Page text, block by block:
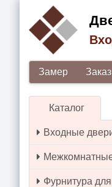
Замер Заказ
Каталог
Входные
Фурнитура